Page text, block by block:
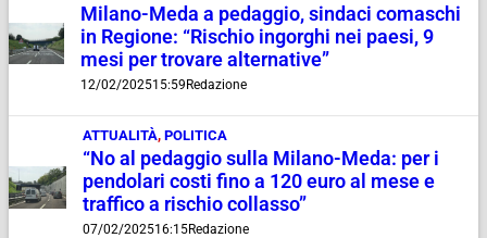
Milano-Meda a pedaggio, sindaci comaschi
in Regione: “Rischio ingorghi nei paesi, 9
mesi per trovare alternative”
12/02/202515:59Redazione
ATTUALITÀ, POLITICA
“No al pedaggio sulla Milano-Meda: per i
pendolari costi fino a 120 euro al mese e
traffico a rischio collasso”
07/02/202516:15Redazione